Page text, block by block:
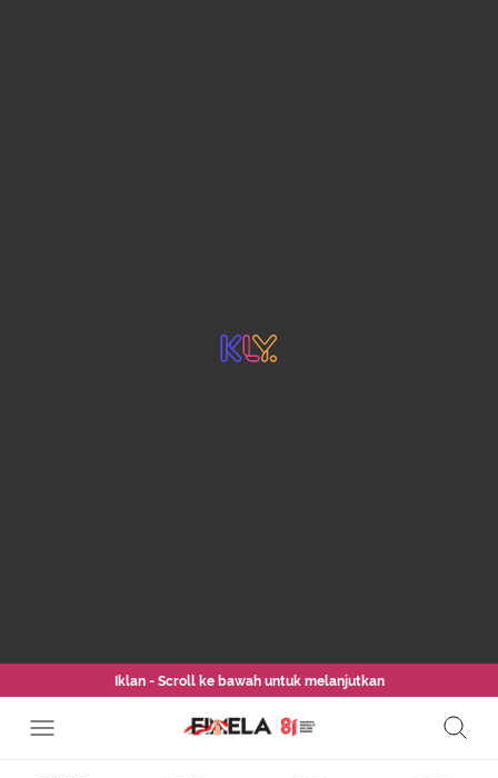
Iklan - Scroll ke bawah untuk melanjutkan